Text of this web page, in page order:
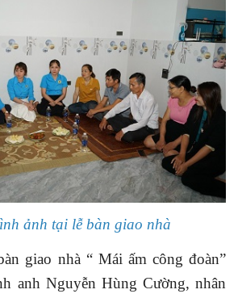
ảnh tại lễ bàn giao nhà
giao nhà “ Mái ấm công đoàn”
anh Nguyễn Hùng Cường, nhân